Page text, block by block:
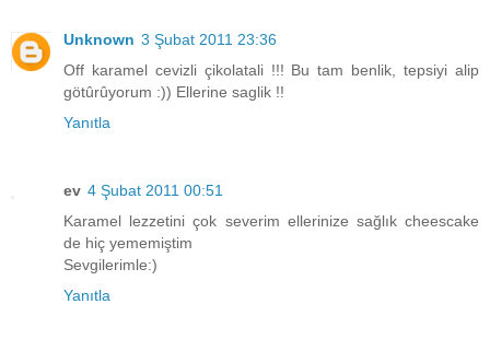
Unknown 3 Şubat 2011 23:36
Off karamel cevizli çikolatali !!! Bu tam benlik, tepsiyi alip
götûrûyorum :)) Ellerine saglik !!
Yanıtla
ev 4 Şubat 2011 00:51
Karamel lezzetini çok severim ellerinize sağlık cheescake
de hiç yememiştim
Sevgilerimle:)
Yanıtla